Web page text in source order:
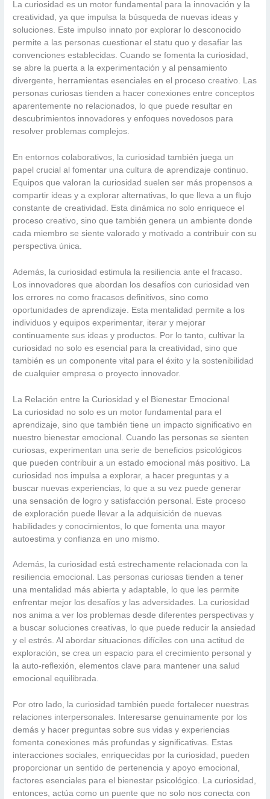
La curiosidad es un motor fundamental para la innovación y la
creatividad, ya que impulsa la búsqueda de nuevas ideas y
soluciones. Este impulso innato por explorar lo desconocido
permite a las personas cuestionar el statu quo y desafiar las
convenciones establecidas. Cuando se fomenta la curiosidad,
se abre la puerta a la experimentación y al pensamiento
divergente, herramientas esenciales en el proceso creativo. Las
personas curiosas tienden a hacer conexiones entre conceptos
aparentemente no relacionados, lo que puede resultar en
descubrimientos innovadores y enfoques novedosos para
resolver problemas complejos.
En entornos colaborativos, la curiosidad también juega un
papel crucial al fomentar una cultura de aprendizaje continuo.
Equipos que valoran la curiosidad suelen ser más propensos a
compartir ideas y a explorar alternativas, lo que lleva a un flujo
constante de creatividad. Esta dinámica no solo enriquece el
proceso creativo, sino que también genera un ambiente donde
cada miembro se siente valorado y motivado a contribuir con su
perspectiva única.
Además, la curiosidad estimula la resiliencia ante el fracaso.
Los innovadores que abordan los desafíos con curiosidad ven
los errores no como fracasos definitivos, sino como
oportunidades de aprendizaje. Esta mentalidad permite a los
individuos y equipos experimentar, iterar y mejorar
continuamente sus ideas y productos. Por lo tanto, cultivar la
curiosidad no solo es esencial para la creatividad, sino que
también es un componente vital para el éxito y la sostenibilidad
de cualquier empresa o proyecto innovador.
La Relación entre la Curiosidad y el Bienestar Emocional
La curiosidad no solo es un motor fundamental para el
aprendizaje, sino que también tiene un impacto significativo en
nuestro bienestar emocional. Cuando las personas se sienten
curiosas, experimentan una serie de beneficios psicológicos
que pueden contribuir a un estado emocional más positivo. La
curiosidad nos impulsa a explorar, a hacer preguntas y a
buscar nuevas experiencias, lo que a su vez puede generar
una sensación de logro y satisfacción personal. Este proceso
de exploración puede llevar a la adquisición de nuevas
habilidades y conocimientos, lo que fomenta una mayor
autoestima y confianza en uno mismo.
Además, la curiosidad está estrechamente relacionada con la
resiliencia emocional. Las personas curiosas tienden a tener
una mentalidad más abierta y adaptable, lo que les permite
enfrentar mejor los desafíos y las adversidades. La curiosidad
nos anima a ver los problemas desde diferentes perspectivas y
a buscar soluciones creativas, lo que puede reducir la ansiedad
y el estrés. Al abordar situaciones difíciles con una actitud de
exploración, se crea un espacio para el crecimiento personal y
la auto-reflexión, elementos clave para mantener una salud
emocional equilibrada.
Por otro lado, la curiosidad también puede fortalecer nuestras
relaciones interpersonales. Interesarse genuinamente por los
demás y hacer preguntas sobre sus vidas y experiencias
fomenta conexiones más profundas y significativas. Estas
interacciones sociales, enriquecidas por la curiosidad, pueden
proporcionar un sentido de pertenencia y apoyo emocional,
factores esenciales para el bienestar psicológico. La curiosidad,
entonces, actúa como un puente que no solo nos conecta con